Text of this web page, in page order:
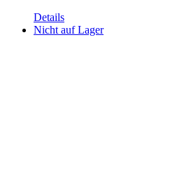
Details
Nicht auf Lager